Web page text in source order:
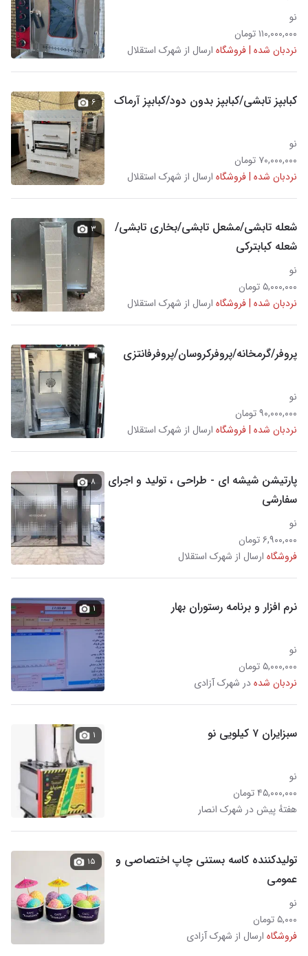
نو
۱۱۰,۰۰۰,۰۰۰ تومان
نردبان شده | فروشگاه ارسال از شهرک استقلال
کبابپز تابشی/کبابپز بدون دود/کبابپز آرماک
نو
۷۰,۰۰۰,۰۰۰ تومان
نردبان شده | فروشگاه ارسال از شهرک استقلال
۶
شعله تابشی/مشعل تابشی/بخاری تابشی/
شعله کبابترکی
نو
۵,۰۰۰,۰۰۰ تومان
نردبان شده | فروشگاه ارسال از شهرک استقلال
۳
پروفر/گرمخانه/پروفرکروسان/پروفرفانتزی
نو
۹۰,۰۰۰,۰۰۰ تومان
نردبان شده | فروشگاه ارسال از شهرک استقلال
پارتیشن شیشه ای - طراحی ، تولید و اجرای
سفارشی
نو
۶,۹۰۰,۰۰۰ تومان
فروشگاه ارسال از شهرک استقلال
۸
نرم افزار و برنامه رستوران بهار
نو
۵,۰۰۰,۰۰۰ تومان
نردبان شدهدر شهرک آزادی
۱
سبزایران ۷ کیلویی نو
نو
۴۵,۰۰۰,۰۰۰ تومان
هفتهٔ پیش در شهرک انصار
۱
تولیدکننده کاسه بستنی چاپ اختصاصی و
عمومی
نو
۵,۰۰۰ تومان
فروشگاه ارسال از شهرک آزادی
۱۵